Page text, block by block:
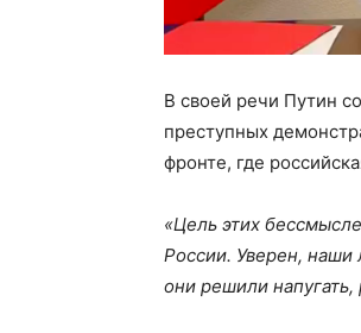
В своей речи Путин
преступных
фронте, где
«Цель этих
России. Уверен, наши
они решили